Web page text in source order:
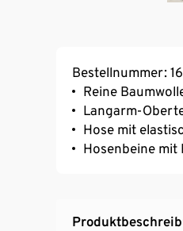
Bestellnummer:
Reine
Langarm-
Hose mit
Hosenbeine mit